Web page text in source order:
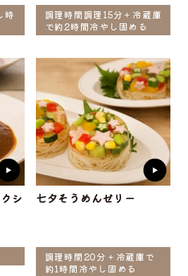
時
調理時間調理15分＋冷蔵庫
で約2時間冷やし固める
シ
七夕そうめんゼリー
調理時間20分＋冷蔵庫で
約1時間冷やし固める